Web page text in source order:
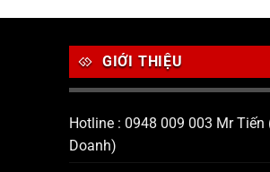
GIỚI THIỆU
Hotline : 0948 009 003 Mr Tiến
Doanh)